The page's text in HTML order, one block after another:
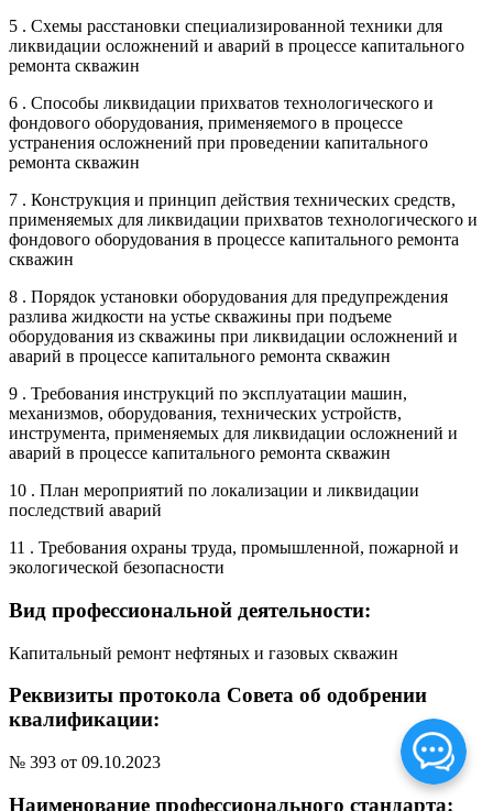
5 . Схемы расстановки специализированной техники для
ликвидации осложнений и аварий в процессе капитального
ремонта скважин
6 . Способы ликвидации прихватов технологического и
фондового оборудования, применяемого в процессе
устранения осложнений при проведении капитального
ремонта скважин
7 . Конструкция и принцип действия технических средств,
применяемых для ликвидации прихватов технологического и
фондового оборудования в процессе капитального ремонта
скважин
8 . Порядок установки оборудования для предупреждения
разлива жидкости на устье скважины при подъеме
оборудования из скважины при ликвидации осложнений и
аварий в процессе капитального ремонта скважин
9 . Требования инструкций по эксплуатации машин,
механизмов, оборудования, технических устройств,
инструмента, применяемых для ликвидации осложнений и
аварий в процессе капитального ремонта скважин
10 . План мероприятий по локализации и ликвидации
последствий аварий
11 . Требования охраны труда, промышленной, пожарной и
экологической безопасности
Вид профессиональной деятельности:
Капитальный ремонт нефтяных и газовых скважин
Реквизиты протокола Совета об одобрении
квалификации:
№ 393 от 09.10.2023
Наименование профессионального стандарта: